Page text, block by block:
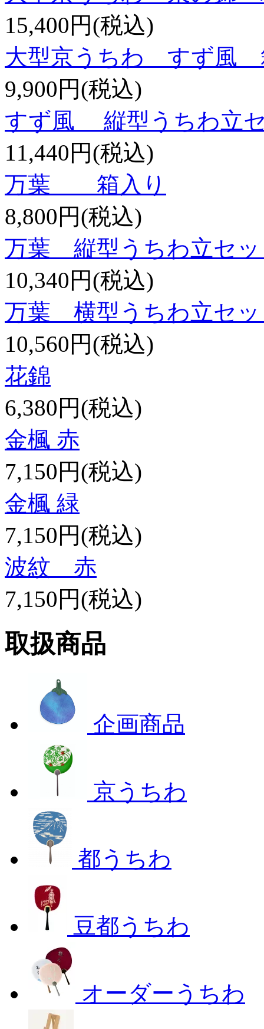
15,400円(税込)
大型京うちわ すず風
9,900円(税込)
すず風 縦型うちわ立
11,440円(税込)
万葉 箱入り
8,800円(税込)
万葉 縦型うちわ立セ
10,340円(税込)
万葉 横型うちわ立セ
10,560円(税込)
花錦
6,380円(税込)
金楓 赤
7,150円(税込)
金楓 緑
7,150円(税込)
波紋 赤
7,150円(税込)
取扱商品
企画商品
京うちわ
都うちわ
豆都うちわ
オーダーうちわ